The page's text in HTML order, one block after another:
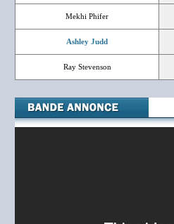
Mekhi Phifer
Ashley Judd
Ray Stevenson